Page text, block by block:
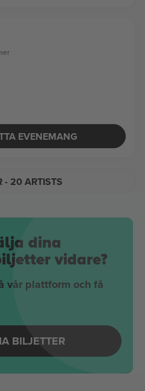
EVENEMANG
- 20 ARTISTS
dina
vidare?
vår plattform och få
BILJETTER